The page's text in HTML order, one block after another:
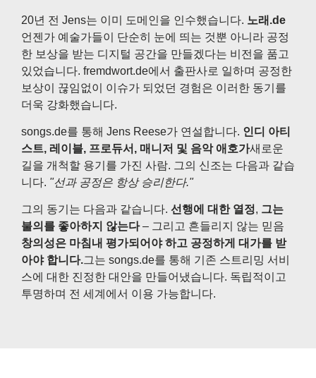
20년 전 Jens는 이미 도메인을 인수했습니다. 노래.de
언젠가 예술가들이 단순히 눈에 띄는 것뿐 아니라 공정
한 보상을 받는 디지털 공간을 만들겠다는 비전을 품고
있었습니다. fremdwort.de에서 출판사로 일하며 공정한
보상이 끊임없이 이슈가 되었던 경험은 이러한 동기를
더욱 강화했습니다.
songs.de를 통해 Jens Reese가 연설합니다. 인디 아티
스트, 레이블, 프로듀서, 매니저 및 음악 애호가새로운
길을 개척할 용기를 가진 사람. 그의 신조는 다음과 같습
니다. "선과 공정은 항상 승리한다."
그의 동기는 다음과 같습니다. 선행에 대한 열정, 그는
불의를 좋아하지 않는다– 그리고 흔들리지 않는 믿음
창의성은 마침내 평가되어야 하고 공정하게 대가를 받
아야 합니다.그는 songs.de를 통해 기존 스트리밍 서비
스에 대한 진정한 대안을 만들어냈습니다. 독립적이고
투명하며 전 세계에서 이용 가능합니다.